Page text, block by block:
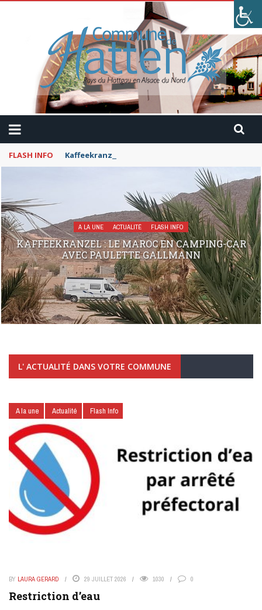
FLASH INFO Kaffeekranzel : Le Maroc en camping-car avec
A LA UNE ACTUALITÉ FLASH INFO
KAFFEEKRANZEL : LE MAROC EN CAMPING-CAR
AVEC PAULETTE GALLMANN
L' ACTUALITÉ DANS VOTRE COMMUNE
A la une Actualité Flash Info
BY LAURA GERARD 29 JUILLET 2026 1030 0
Restriction d’eau